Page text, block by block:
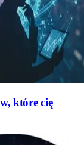
które cię